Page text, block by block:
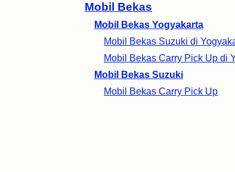
Mobil Bekas
Mobil Bekas Yogyakarta
Mobil Bekas Suzuki di
Mobil Bekas Carry Pick Up di
Mobil Bekas Suzuki
Mobil Bekas Carry Pick Up